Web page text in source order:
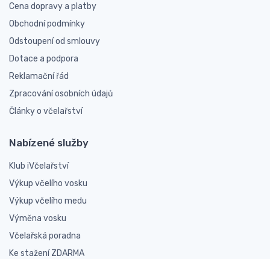
Cena dopravy a platby
Obchodní podmínky
Odstoupení od smlouvy
Dotace a podpora
Reklamační řád
Zpracování osobních údajů
Články o včelařství
Nabízené služby
Klub iVčelařství
Výkup včelího vosku
Výkup včelího medu
Výměna vosku
Včelařská poradna
Ke stažení ZDARMA